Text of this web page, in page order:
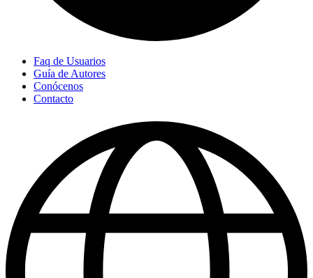
Faq de Usuarios
Guía de Autores
Conócenos
Contacto